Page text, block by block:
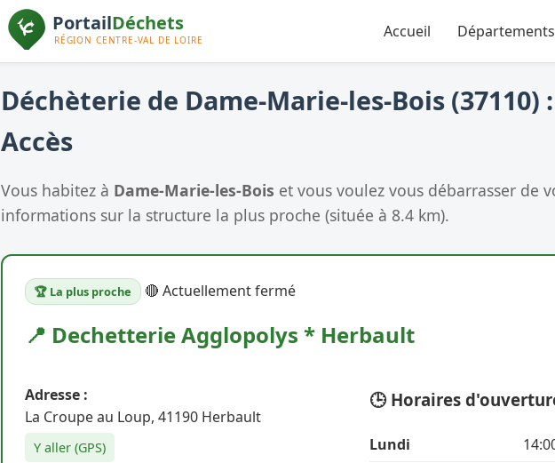
Accueil
Déchèterie de Dame-Marie-les-Bois (37110)
Accès
Vous habitez à Dame-Marie-les-Bois et vous voulez vous débarrasser de
informations sur la structure la plus proche (située à 8.4 km).
🏆 La plus proche 🔴 Actuellement fermé
📍 Dechetterie Agglopolys * Herbault
Adresse :
La Croupe au Loup, 41190 Herbault
Y aller (GPS)
🕒 Horaires
Lundi